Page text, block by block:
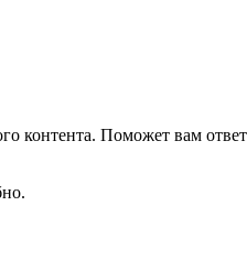
контента. Поможет вам